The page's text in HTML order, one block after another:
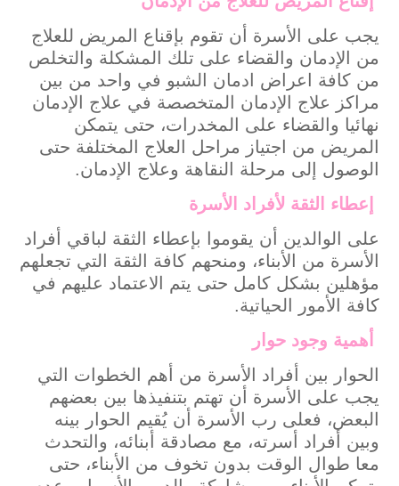
يجب على الأسرة أن تقوم بإقناع المريض للعلاج
من الإدمان والقضاء على تلك المشكلة والتخلص
من كافة اعراض ادمان الشبو في واحد من بين
مراكز علاج الإدمان المتخصصة في علاج الإدمان
نهائيا والقضاء على المخدرات، حتى يتمكن
المريض من اجتياز مراحل العلاج المختلفة حتى
الوصول إلى مرحلة النقاهة وعلاج الإدمان.
إعطاء الثقة لأفراد الأسرة
على الوالدين أن يقوموا بإعطاء الثقة لباقي أفراد
الأسرة من الأبناء، ومنحهم كافة الثقة التي تجعلهم
مؤهلين بشكل كامل حتى يتم الاعتماد عليهم في
كافة الأمور الحياتية.
أهمية وجود حوار
الحوار بين أفراد الأسرة من أهم الخطوات التي
يجب على الأسرة أن تهتم بتنفيذها بين بعضهم
البعض، فعلى رب الأسرة أن يُقيم الحوار بينه
وبين أفراد أسرته، مع مصادقة أبنائه، والتحدث
معا طوال الوقت بدون تخوف من الأبناء، حتى